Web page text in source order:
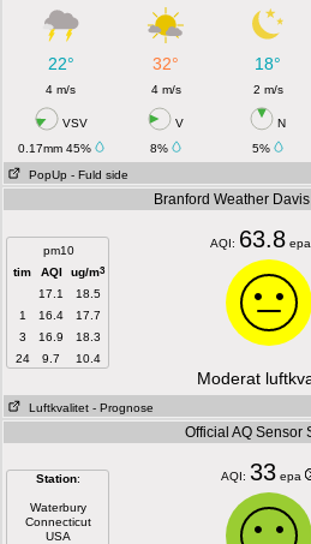
22° 32° 18°
4 m/s 4 m/s 2 m/s
VSV V N
0.17mm 45%
8% 5%
PopUp - Fuld side
Branford Weather
pm10
tim
AQI ug/m3
17.1
18.5
1
16.4
17.7
3
16.9
18.3
24
9.7 10.4
AQI: 63.8
Moderat
Luftkvalitet - Prognose
Official AQ Sensor
Station:
Waterbury
Connecticut
USA
AQI: 33 epa